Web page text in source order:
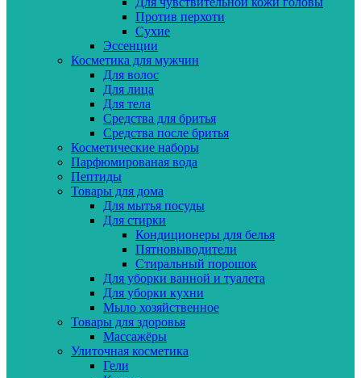
Против перхоти
Сухие
Эссенции
Косметика для мужчин
Для волос
Для лица
Для тела
Средства для бритья
Средства после бритья
Косметические наборы
Парфюмированая вода
Пептиды
Товары для дома
Для мытья посуды
Для стирки
Кондиционеры для белья
Пятновыводители
Стиральный порошок
Для уборки ванной и туалета
Для уборки кухни
Мыло хозяйственное
Товары для здоровья
Массажёры
Улиточная косметика
Гели